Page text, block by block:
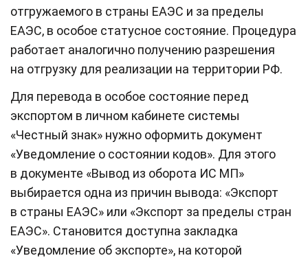
отгружаемого в страны ЕАЭС и за пределы
ЕАЭС, в особое статусное состояние. Процедура
работает аналогично получению разрешения
на отгрузку для реализации на территории РФ.
Для перевода в особое состояние перед
экспортом в личном кабинете системы
«Честный знак» нужно оформить документ
«Уведомление о состоянии кодов». Для этого
в документе «Вывод из оборота ИС МП»
выбирается одна из причин вывода: «Экспорт
в страны ЕАЭС» или «Экспорт за пределы стран
ЕАЭС». Становится доступна закладка
«Уведомление об экспорте», на которой